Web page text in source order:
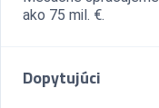
ako 75 mil. €.
Dopytujúci